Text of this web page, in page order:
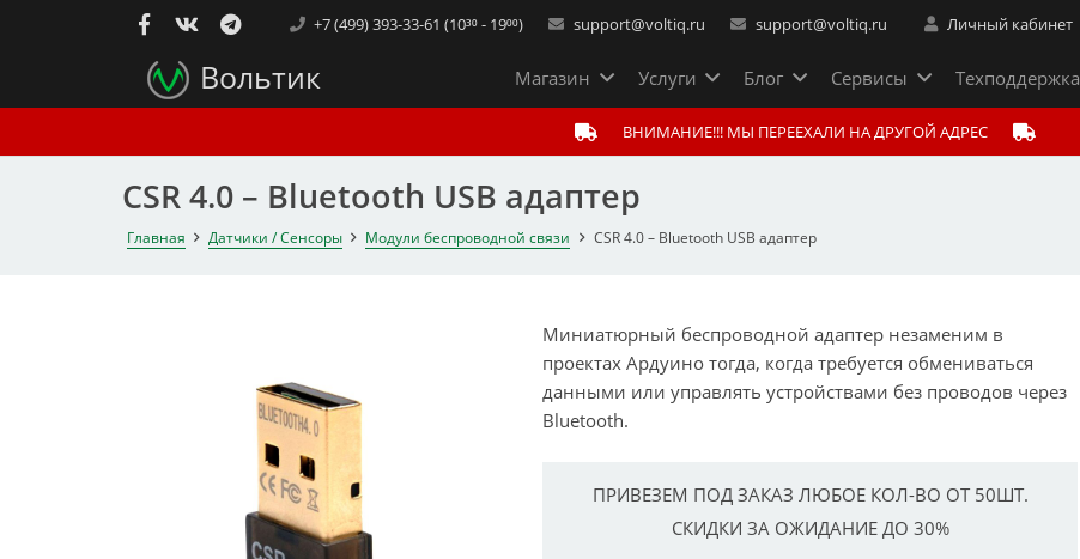
+7 (499) 393-33-61 (10³⁰ - 19⁰⁰) support@voltiq.ru support@voltiq.ru Личный кабинет
Вольтик Магазин Услуги Блог Сервисы Техподдержка
ВНИМАНИЕ!!! МЫ ПЕРЕЕХАЛИ НА ДРУГОЙ АДРЕС
CSR 4.0 – Bluetooth USB адаптер
Главная Датчики / Сенсоры Модули беспроводной связи CSR 4.0 – Bluetooth USB адаптер
Миниатюрный беспроводной адаптер незаменим в
проектах Ардуино тогда, когда требуется обмениваться
данными или управлять устройствами без проводов через
Bluetooth.
ПРИВЕЗЕМ ПОД ЗАКАЗ ЛЮБОЕ КОЛ-ВО ОТ 50ШТ.
СКИДКИ ЗА ОЖИДАНИЕ ДО 30%